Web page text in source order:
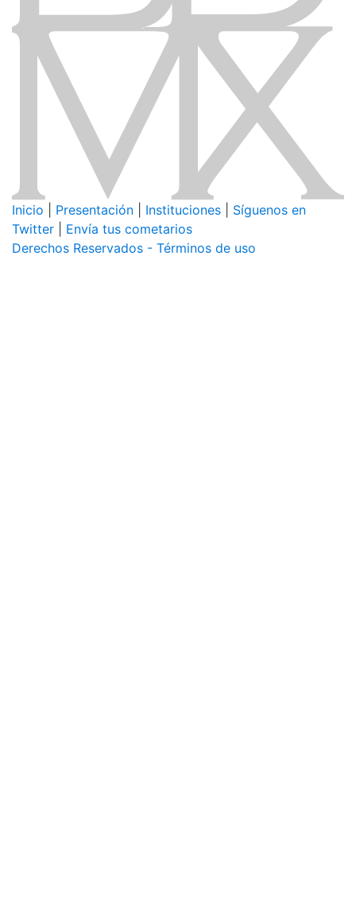
Inicio Presentación Instituciones
Síguenos en
Twitter
Envía tus cometarios
Derechos Reservados - Términos de uso